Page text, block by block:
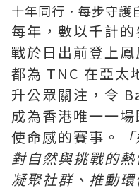
十年同行．每步守護
每年，數以千計
戰於日出前登上
都為 TNC 在亞太
升公眾關注，令
成為香港唯一一
使命感的賽事。
對自然與挑戰的
凝聚社群、推動環